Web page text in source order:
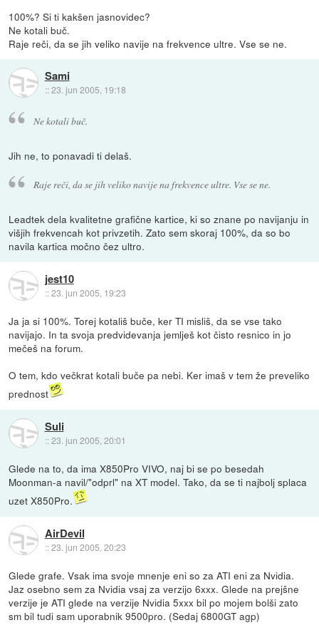
100%? Si ti kakšen jasnovidec?
Ne kotali buč.
Raje reči, da se jih veliko navije na frekvence ultre. Vse se ne.
Sami
::23. jun 2005, 19:18
Ne kotali buč.
Jih ne, to ponavadi ti delaš.
Raje reči, da se jih veliko navije na frekvence ultre. Vse se ne.
Leadtek dela kvalitetne grafične kartice, ki so znane po navijanju in
višjih frekvencah kot privzetih. Zato sem skoraj 100%, da so bo
navila kartica močno čez ultro.
jest10
::23. jun 2005, 19:23
Ja ja si 100%. Torej kotališ buče, ker TI misliš, da se vse tako
navijajo. In ta svoja predvidevanja jemlješ kot čisto resnico in jo
mečeš na forum.
O tem, kdo večkrat kotali buče pa nebi. Ker imaš v tem že preveliko
prednost
Suli
::23. jun 2005, 20:01
Glede na to, da ima X850Pro VIVO, naj bi se po besedah
Moonman-a navil/"odprl" na XT model. Tako, da se ti najbolj splaca
uzet X850Pro.
AirDevil
::23. jun 2005, 20:23
Glede grafe. Vsak ima svoje mnenje eni so za ATI eni za Nvidia.
Jaz osebno sem za Nvidia vsaj za verzijo 6xxx. Glede na prejšne
verzije je ATI glede na verzije Nvidia 5xxx bil po mojem bolši zato
sm bil tudi sam uporabnik 9500pro. (Sedaj 6800GT agp)